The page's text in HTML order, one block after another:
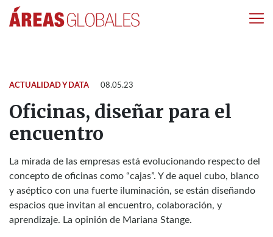
ACTUALIDAD Y DATA 08.05.23
Oficinas, diseñar para el
encuentro
La mirada de las empresas está evolucionando respecto del
concepto de oficinas como “cajas”. Y de aquel cubo, blanco
y aséptico con una fuerte iluminación, se están diseñando
espacios que invitan al encuentro, colaboración, y
aprendizaje. La opinión de Mariana Stange.